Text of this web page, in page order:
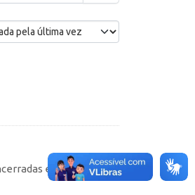
em cada